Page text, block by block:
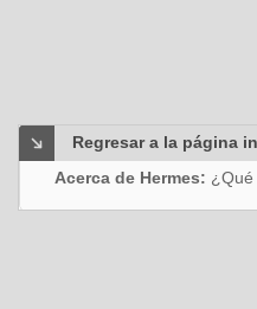
Regresar a la página
Acerca de Hermes: ¿Qué